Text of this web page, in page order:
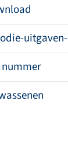
nummer